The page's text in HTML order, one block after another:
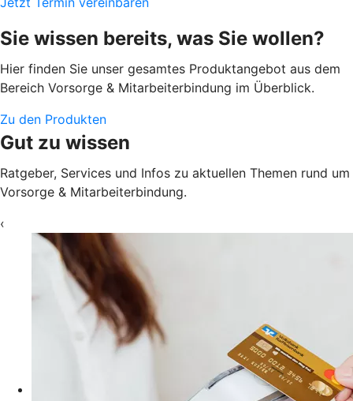
Sie wissen bereits, was Sie wollen?
Hier finden Sie unser gesamtes Produktangebot aus dem
Bereich Vorsorge & Mitarbeiterbindung im Überblick.
Zu den Produkten
Gut zu wissen
Ratgeber, Services und Infos zu aktuellen Themen rund um
Vorsorge & Mitarbeiterbindung.
‹